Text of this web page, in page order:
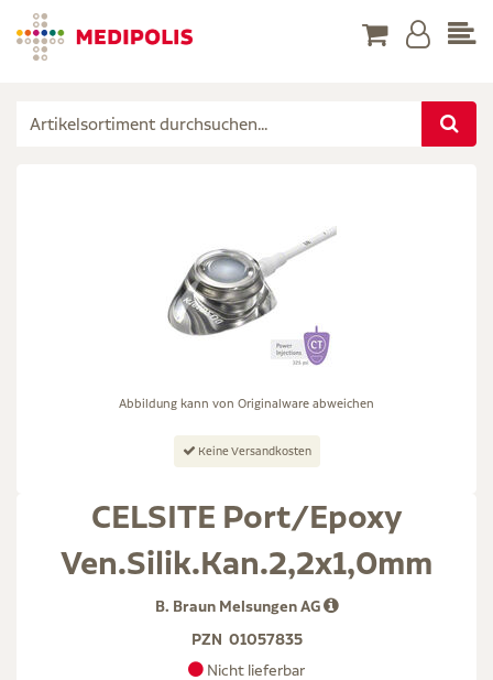
Abbildung kann von Originalware abweichen
Keine Versandkosten
CELSITE Port/Epoxy
Ven.Silik.Kan.2,2x1,0mm
B. Braun Melsungen AG
PZN 01057835
Nicht lieferbar